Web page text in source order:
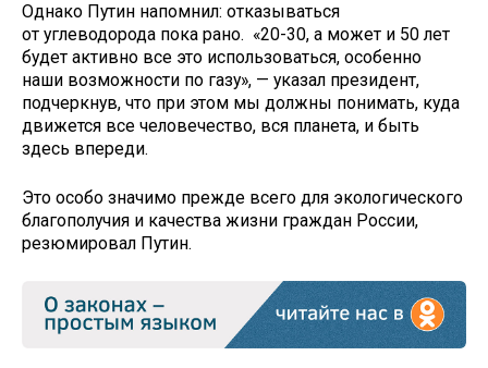
Однако Путин напомнил: отказываться
от углеводорода пока рано. «20-30, а может и 50 лет
будет активно все это использоваться, особенно
наши возможности по газу», — указал президент,
подчеркнув, что при этом мы должны понимать, куда
движется все человечество, вся планета, и быть
здесь впереди.
Это особо значимо прежде всего для экологического
благополучия и качества жизни граждан России,
резюмировал Путин.